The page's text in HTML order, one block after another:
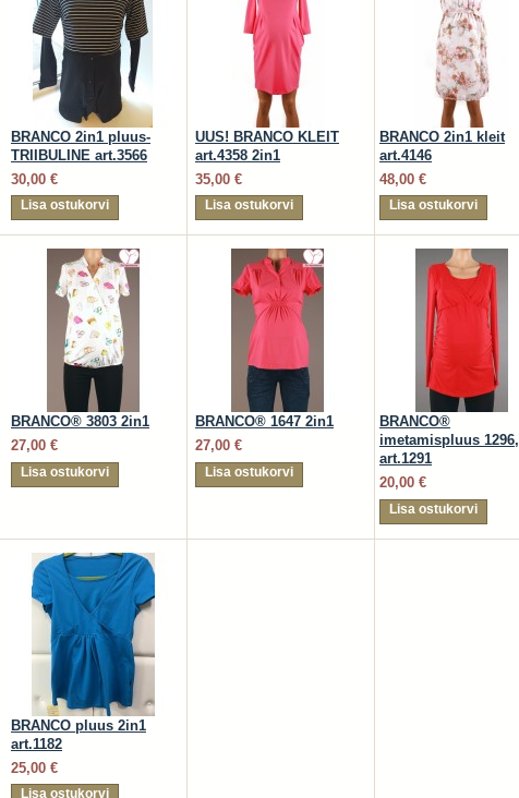
BRANCO 2in1 pluus-
TRIIBULINE art.3566
30,00 €
Lisa ostukorvi
UUS! BRANCO KLEIT
art.4358 2in1
35,00 €
Lisa ostukorvi
BRANCO 2in1 kleit
art.4146
48,00 €
Lisa ostukorvi
BRANCO® 3803 2in1
27,00 €
Lisa ostukorvi
BRANCO® 1647 2in1
27,00 €
Lisa ostukorvi
BRANCO®
imetamispluus 1296,
art.1291
20,00 €
Lisa ostukorvi
BRANCO pluus 2in1
art.1182
25,00 €
Lisa ostukorvi